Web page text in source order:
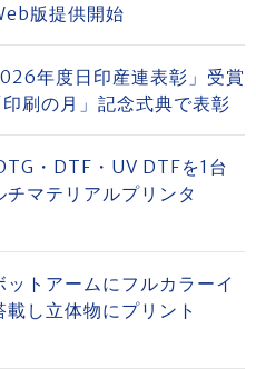
版提供開始
年度日印産連表彰」受賞
刷の月」記念式典で表彰
・DTF・UV DTFを1台
チマテリアルプリンタ
トアームにフルカラーイ
載し立体物にプリント